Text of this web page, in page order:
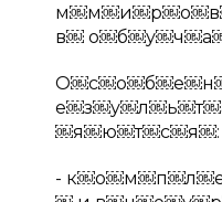
в￼
￼я￼ю￼т￼с￼я￼:
-